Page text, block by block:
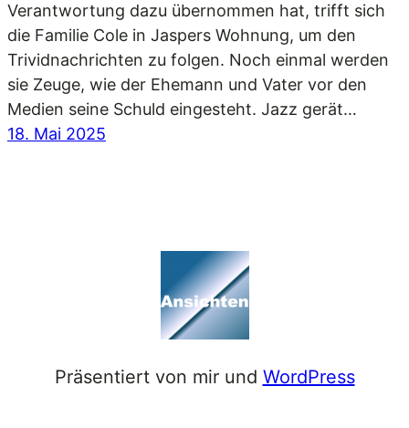
Verantwortung dazu übernommen hat, trifft sich
die Familie Cole in Jaspers Wohnung, um den
Trividnachrichten zu folgen. Noch einmal werden
sie Zeuge, wie der Ehemann und Vater vor den
Medien seine Schuld eingesteht. Jazz gerät…
18. Mai 2025
Präsentiert von mir und WordPress